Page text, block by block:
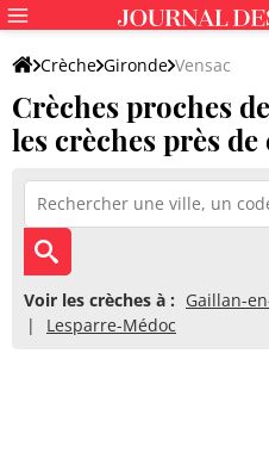
Crèche Gironde Vensac
Crèches proches
les crèches près de
Voir les crèches à : Gaillan-
Lesparre-Médoc